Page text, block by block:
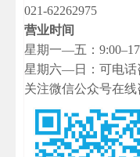
021-62262975
营业时间
星期一—五：
星期六—日：可电话
关注微信公众号在线